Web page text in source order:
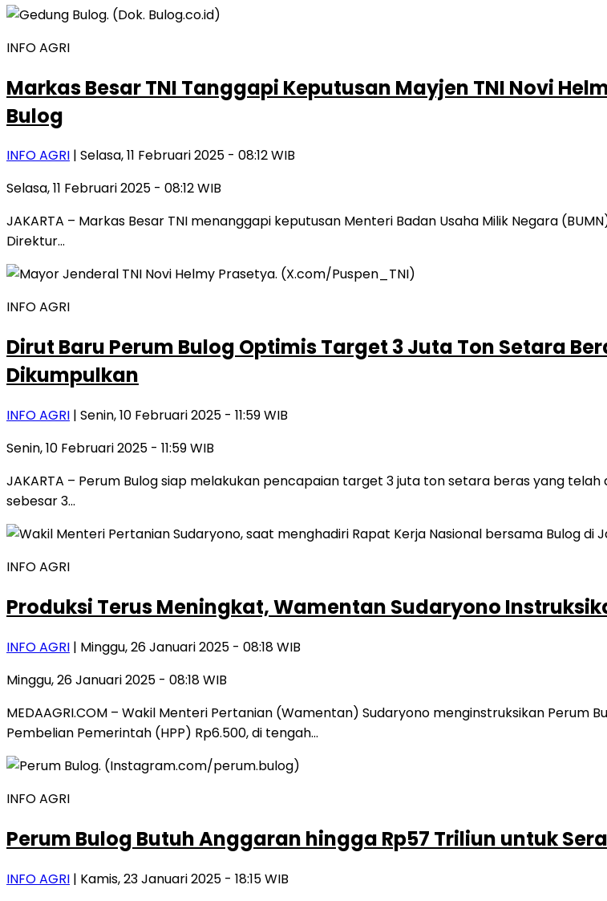
INFO AGRI
Markas Besar TNI Tanggapi Keputusan Mayjen TNI Novi
Bulog
INFO AGRI | Selasa, 11 Februari 2025 - 08:12 WIB
Selasa, 11 Februari 2025 - 08:12 WIB
JAKARTA – Markas Besar TNI menanggapi keputusan Menteri Badan Usaha Milik Negara
Direktur…
INFO AGRI
Dirut Baru Perum Bulog Optimis Target 3 Juta Ton Setara
Dikumpulkan
INFO AGRI | Senin, 10 Februari 2025 - 11:59 WIB
Senin, 10 Februari 2025 - 11:59 WIB
JAKARTA – Perum Bulog siap melakukan pencapaian target 3 juta ton setara beras yang
sebesar 3…
INFO AGRI
Produksi Terus Meningkat, Wamentan Sudaryono
INFO AGRI | Minggu, 26 Januari 2025 - 08:18 WIB
Minggu, 26 Januari 2025 - 08:18 WIB
MEDAAGRI.COM – Wakil Menteri Pertanian (Wamentan) Sudaryono menginstruksikan Perum
Pembelian Pemerintah (HPP) Rp6.500, di tengah…
INFO AGRI
Perum Bulog Butuh Anggaran hingga Rp57 Triliun untuk
INFO AGRI | Kamis, 23 Januari 2025 - 18:15 WIB